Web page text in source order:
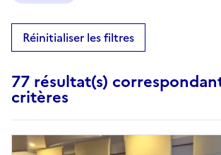
Réinitialiser les filtres
77 résultat(s)
critères